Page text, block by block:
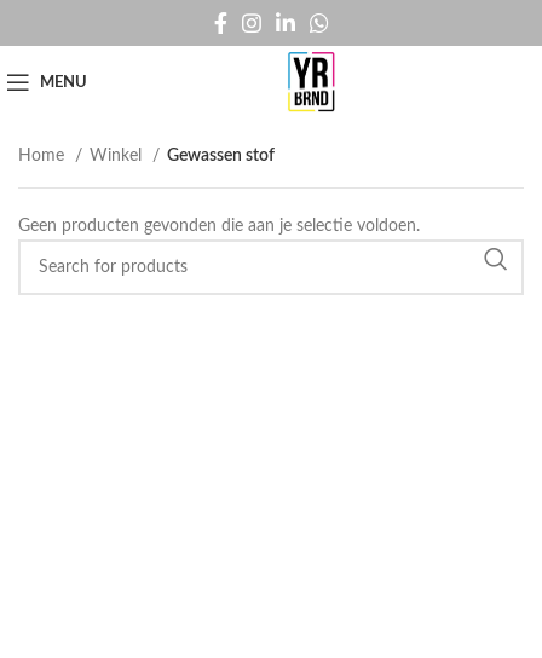
MENU
Home Winkel Gewassen stof
Geen producten gevonden die aan je selectie voldoen.